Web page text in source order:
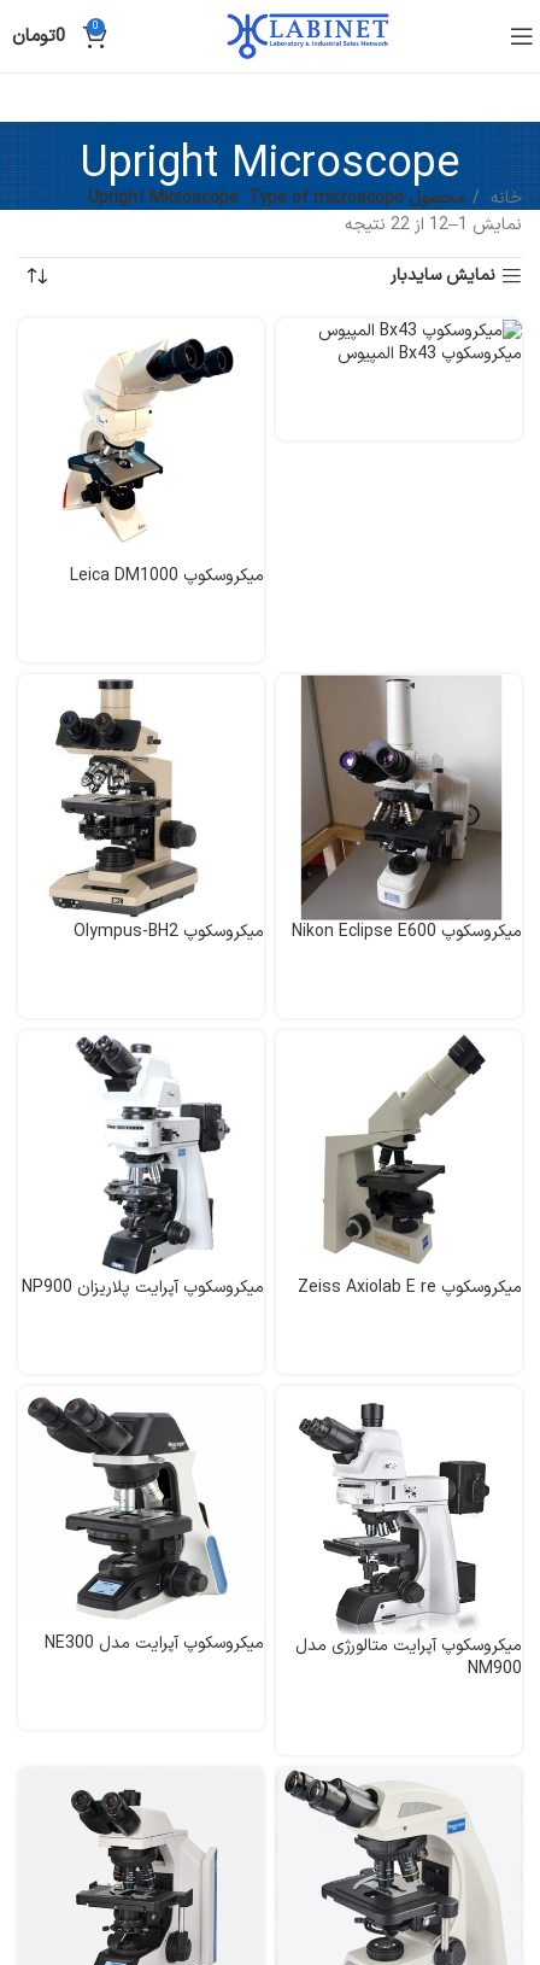
0
0تومان
Upright Microscope
خانه محصول Type of microscope
Upright Microscope
نمایش 1–12 از 22 نتیجه
نمایش سایدبار
میکروسکوپ Bx43 المپیوس
میکروسکوپ Leica DM1000
میکروسکوپ Nikon Eclipse E600 میکروسکوپ Olympus-BH2
میکروسکوپ Zeiss Axiolab E re میکروسکوپ آپرایت پلاریزان NP900
میکروسکوپ آپرایت متالورژی مدل
NM900
میکروسکوپ آپرایت مدل NE300